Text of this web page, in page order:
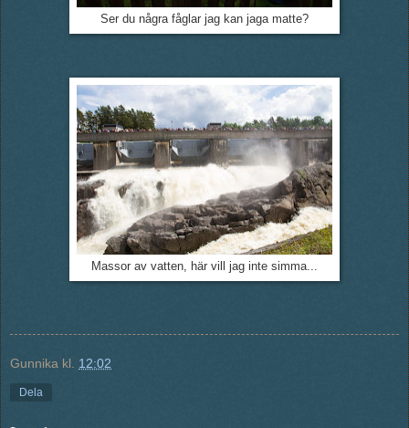
Ser du några fåglar jag kan jaga matte?
Massor av vatten, här vill jag inte simma...
Gunnika kl. 12:02
Dela